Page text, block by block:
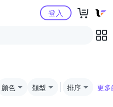
Yahoo購物中心登入
顏色 類型 排序 更多